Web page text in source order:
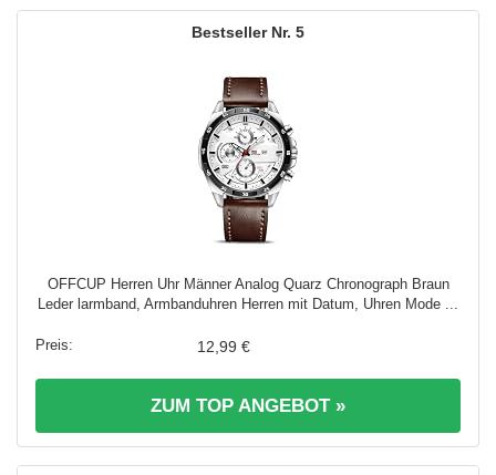
5
OFFCUP Herren Uhr Männer Analog Quarz Chronograph Braun
Leder larmband, Armbanduhren Herren mit Datum, Uhren Mode ...
12,99 €
ZUM TOP ANGEBOT »